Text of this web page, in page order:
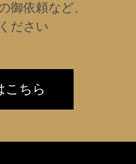
御依頼など、
ださい
こちら